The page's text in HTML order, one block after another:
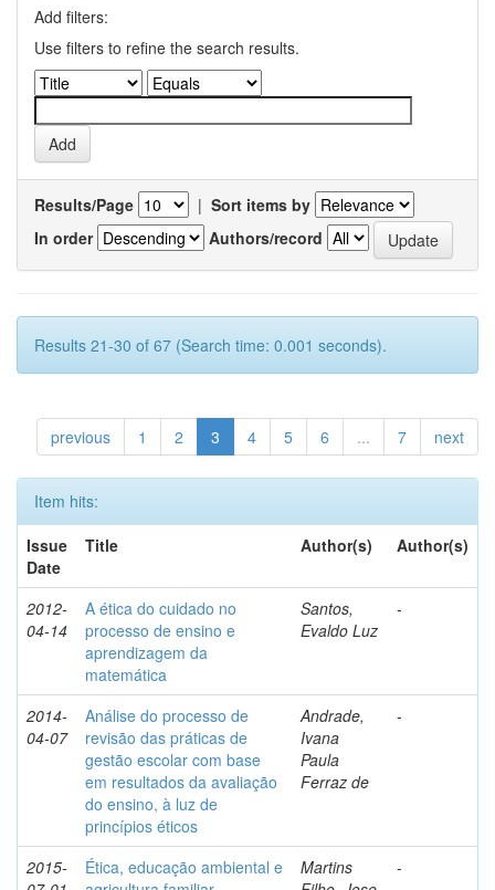
Add filters:
Use filters to refine the search results.
Results/Page | Sort items by
In order
Authors/record
Results 21-30 of 67 (Search time: 0.001 seconds).
previous 1 2 3 4 5 6 ... 7 next
Item hits:
Issue
Date
Title Author(s) Author(s)
2012-
04-14
A ética do cuidado no
processo de ensino e
aprendizagem da
matemática
Santos,
Evaldo Luz
-
2014-
04-07
Análise do processo de
revisão das práticas de
gestão escolar com base
em resultados da avaliação
do ensino, à luz de
princípios éticos
Andrade,
Ivana
Paula
Ferraz de
-
2015-
Ética, educação ambiental e
Martins
-